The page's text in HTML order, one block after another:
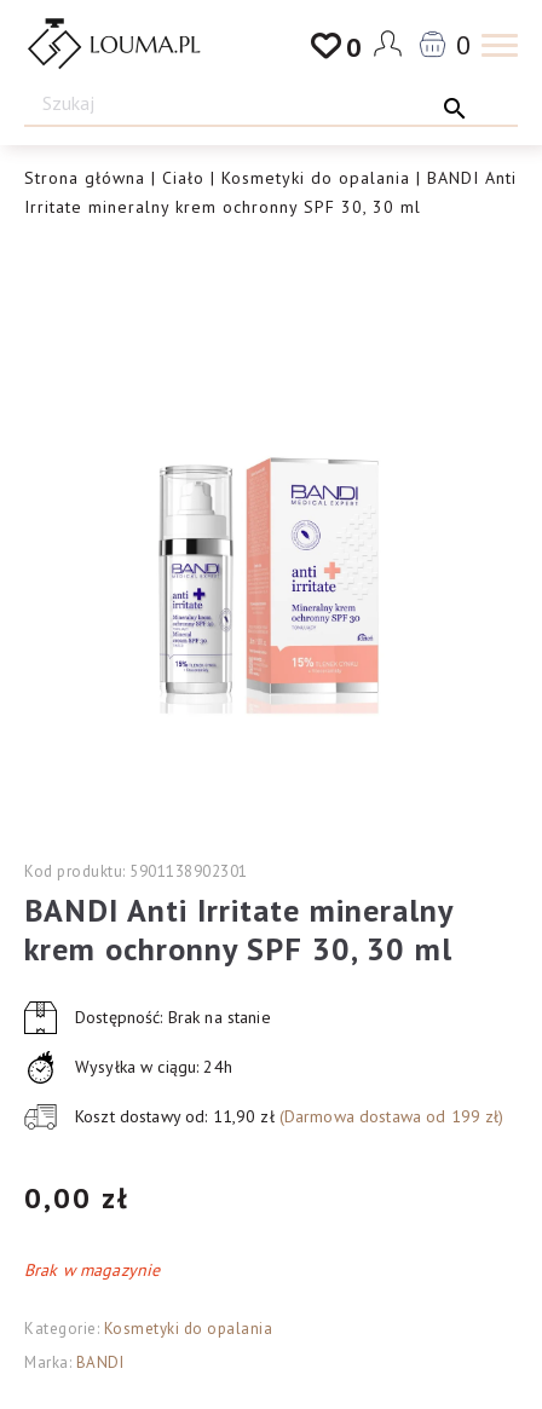
Przejdź
Drogeria
Louma.pl
0 0
Strona główna | Ciało | Kosmetyki do opalania | BANDI Anti
Irritate mineralny krem ochronny SPF 30, 30 ml
Kod produktu: 5901138902301
BANDI Anti Irritate mineralny
krem ochronny SPF 30, 30 ml
Dostępność: Brak na stanie
Wysyłka w ciągu: 24h
Koszt dostawy od: 11,90 zł (Darmowa dostawa od 199 zł)
0,00 zł
Brak w magazynie
Kategorie: Kosmetyki do opalania
Marka: BANDI